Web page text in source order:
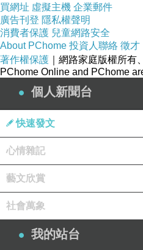
買網址 虛擬主機 企業郵件
廣告刊登 隱私權聲明
消費者保護 兒童網路安全
About PChome 投資人聯絡 徵才
著作權保護 ｜網路家庭版權所有
PChome Online and PChome
個人新聞台
快速發文
心情雜記
藝文欣賞
社會萬象
我的站台